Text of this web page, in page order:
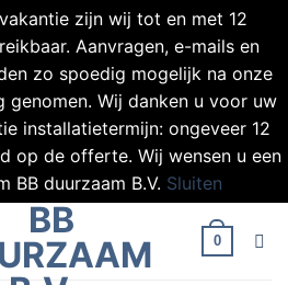
zijn wij tot en met 12
Aanvragen, e-mails en
zo spoedig mogelijk na onze
genomen. Wij danken u voor uw
installatietermijn: ongeveer 12
op de offerte. Wij wensen u een
BB duurzaam B.V. Sluiten
0